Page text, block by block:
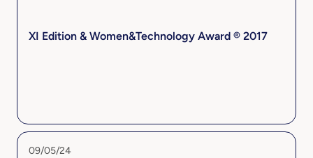
XI Edition & Women&Technology Award ® 2017
09/05/24